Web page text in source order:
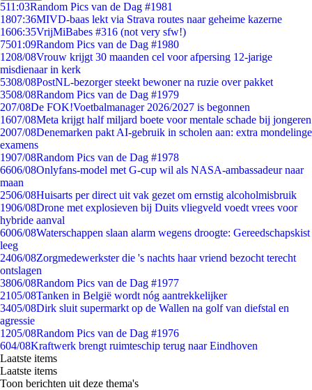
511:03Random Pics van de Dag #1981
1807:36MIVD-baas lekt via Strava routes naar geheime kazerne
1606:35VrijMiBabes #316 (not very sfw!)
7501:09Random Pics van de Dag #1980
1208/08Vrouw krijgt 30 maanden cel voor afpersing 12-jarige
misdienaar in kerk
5308/08PostNL-bezorger steekt bewoner na ruzie over pakket
3508/08Random Pics van de Dag #1979
207/08De FOK!Voetbalmanager 2026/2027 is begonnen
1607/08Meta krijgt half miljard boete voor mentale schade bij jongeren
2007/08Denemarken pakt AI-gebruik in scholen aan: extra mondelinge
examens
1907/08Random Pics van de Dag #1978
6606/08Onlyfans-model met G-cup wil als NASA-ambassadeur naar
maan
2506/08Huisarts per direct uit vak gezet om ernstig alcoholmisbruik
1906/08Drone met explosieven bij Duits vliegveld voedt vrees voor
hybride aanval
6006/08Waterschappen slaan alarm wegens droogte: Gereedschapskist
leeg
2406/08Zorgmedewerkster die 's nachts haar vriend bezocht terecht
ontslagen
3806/08Random Pics van de Dag #1977
2105/08Tanken in België wordt nóg aantrekkelijker
3405/08Dirk sluit supermarkt op de Wallen na golf van diefstal en
agressie
1205/08Random Pics van de Dag #1976
604/08Kraftwerk brengt ruimteschip terug naar Eindhoven
Laatste items
Laatste items
Toon berichten uit deze thema's